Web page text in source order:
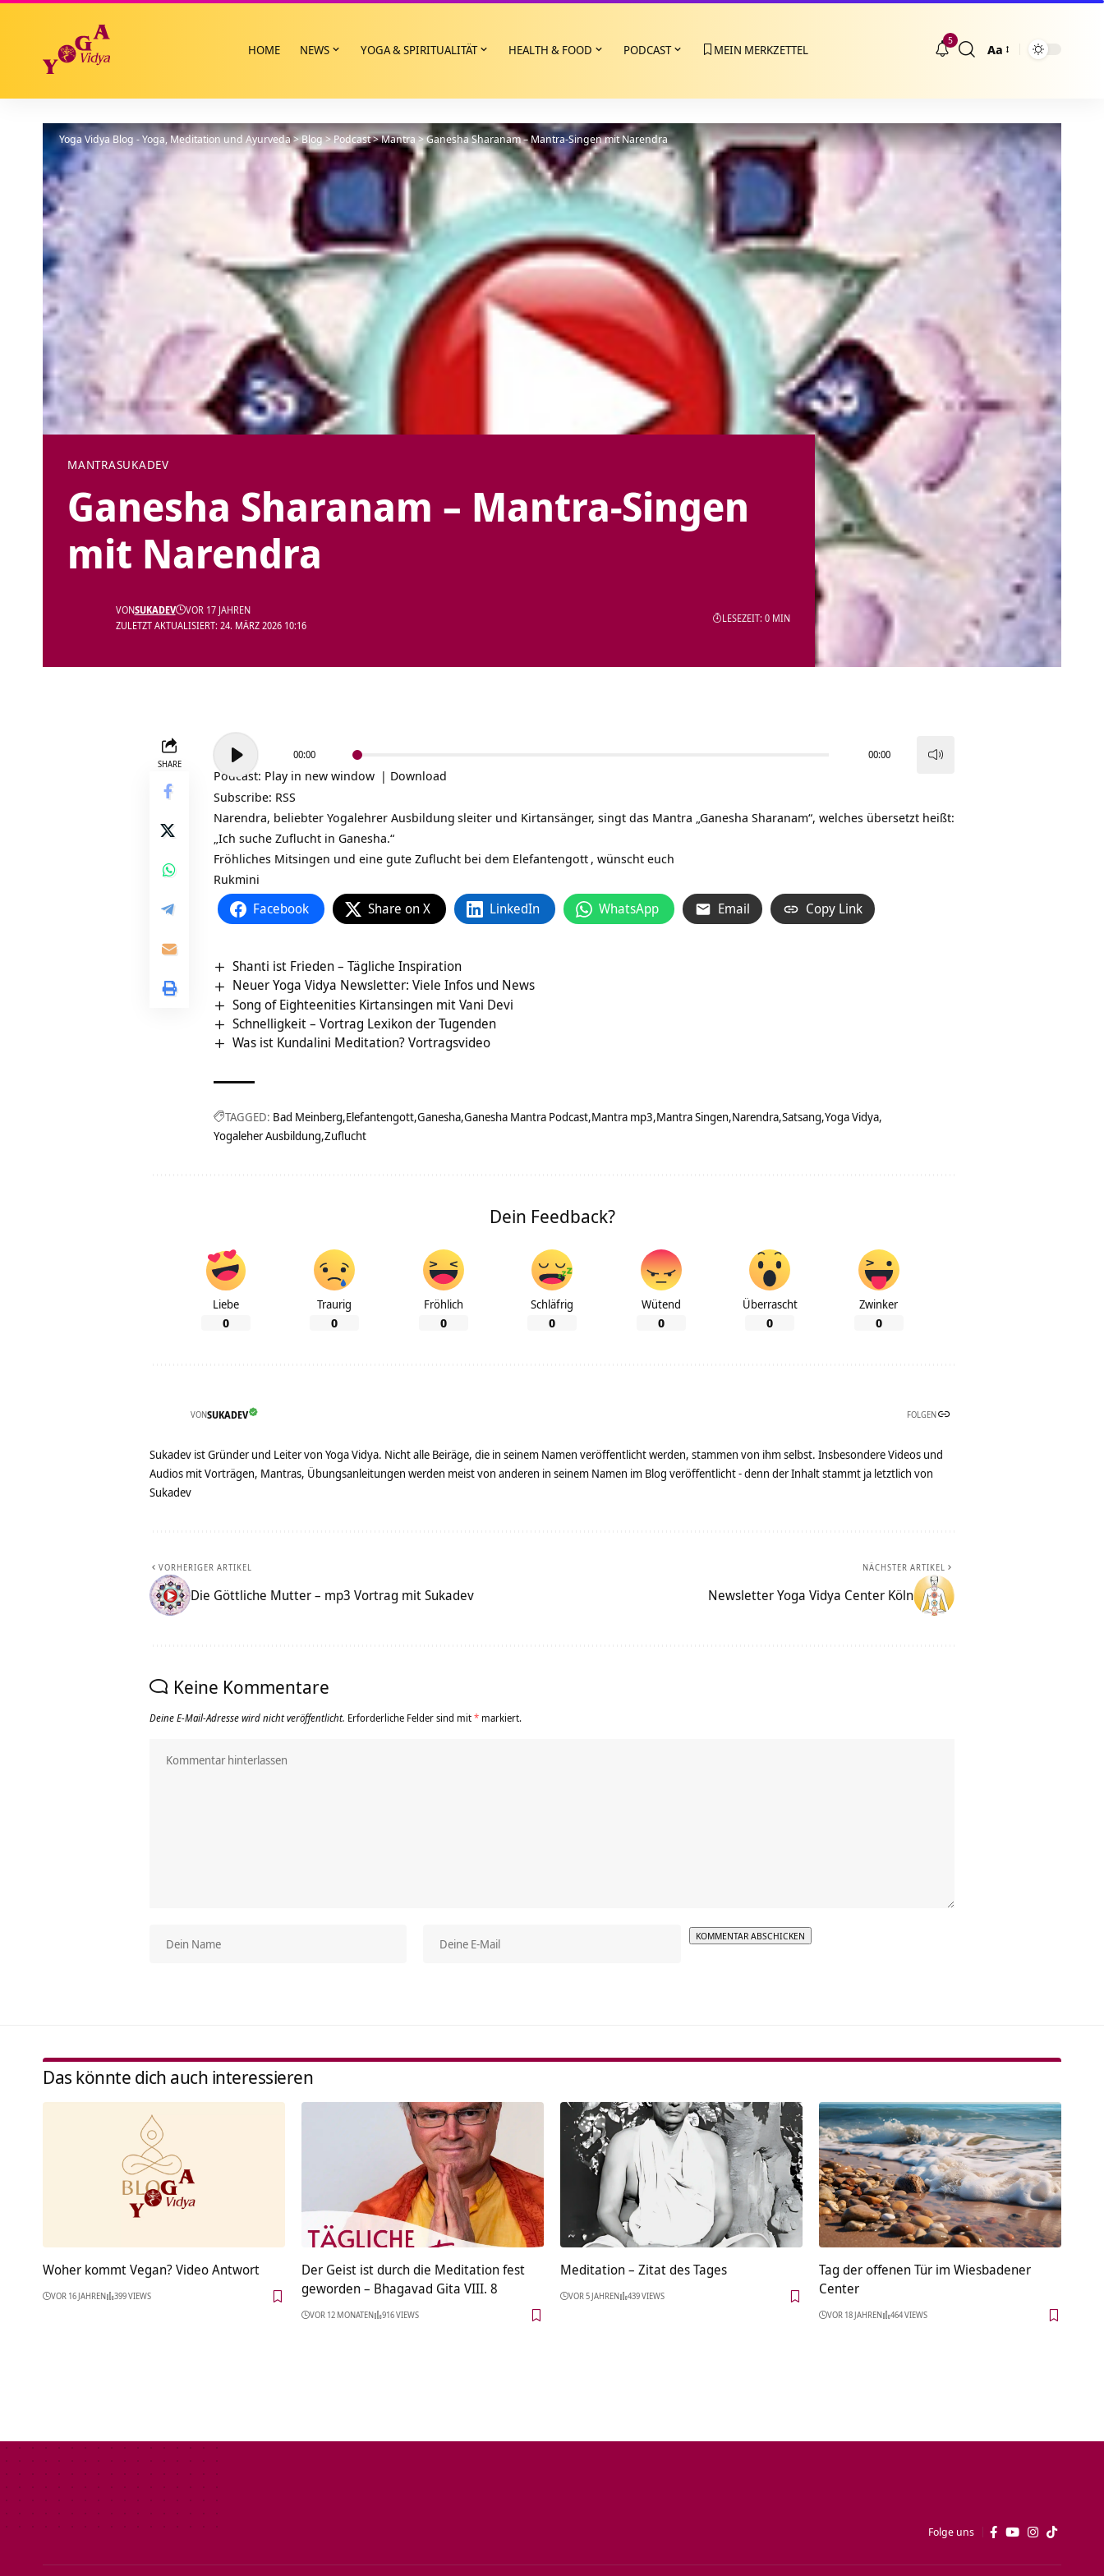
HOME NEWS YOGA & SPIRITUALITÄT HEALTH & FOOD PODCAST MEIN MERKZETTEL
5
Größenänderung
Aa
Yoga Vidya Blog - Yoga, Meditation und Ayurveda>Blog>Podcast>Mantra>Ganesha Sharanam – Mantra-Singen mit Narendra
MANTRASUKADEV
Ganesha Sharanam – Mantra-Singen
mit Narendra
ZULETZT AKTUALISIERT: 24. MÄRZ 2026 10:16
VONSUKADEV VOR 17 JAHREN
LESEZEIT: 0 MIN
SHARE
Audio-
Player
00:00 00:00
Podcast: Play in new window | Download
Subscribe: RSS
Narendra, beliebter Yogalehrer Ausbildung sleiter und Kirtansänger, singt das Mantra „Ganesha Sharanam“, welches übersetzt heißt:
„Ich suche Zuflucht in Ganesha.“
Fröhliches Mitsingen und eine gute Zuflucht bei dem Elefantengott , wünscht euch
Rukmini
Facebook Share on X LinkedIn WhatsApp Email Copy Link
Shanti ist Frieden – Tägliche Inspiration
Neuer Yoga Vidya Newsletter: Viele Infos und News
Song of Eighteenities Kirtansingen mit Vani Devi
Schnelligkeit – Vortrag Lexikon der Tugenden
Was ist Kundalini Meditation? Vortragsvideo
TAGGED: Bad Meinberg Elefantengott Ganesha Ganesha Mantra Podcast Mantra mp3 Mantra Singen Narendra Satsang Yoga Vidya
Yogaleher Ausbildung Zuflucht
Dein Feedback?
Liebe
0
Traurig
0
Fröhlich
0
Schläfrig
0
Wütend
0
Überrascht
0
Zwinker
0
VONSUKADEV FOLGEN
Sukadev ist Gründer und Leiter von Yoga Vidya. Nicht alle Beiräge, die in seinem Namen veröffentlicht werden, stammen von ihm selbst. Insbesondere Videos und
Audios mit Vorträgen, Mantras, Übungsanleitungen werden meist von anderen in seinem Namen im Blog veröffentlicht - denn der Inhalt stammt ja letztlich von
Sukadev
VORHERIGER ARTIKEL
Die Göttliche Mutter – mp3 Vortrag mit Sukadev
NÄCHSTER ARTIKEL
Newsletter Yoga Vidya Center Köln
Keine Kommentare
Deine E-Mail-Adresse wird nicht veröffentlicht. Erforderliche Felder sind mit* markiert.
Das könnte dich auch interessieren
Woher kommt Vegan? Video Antwort
VOR 16 JAHREN 399 VIEWS
Der Geist ist durch die Meditation fest
geworden – Bhagavad Gita VIII. 8
VOR 12 MONATEN 916 VIEWS
Meditation – Zitat des Tages
VOR 5 JAHREN 439 VIEWS
Tag der offenen Tür im Wiesbadener
Center
VOR 18 JAHREN 464 VIEWS
Folge uns